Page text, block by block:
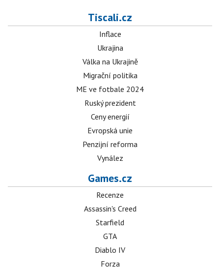
Tiscali.cz
Inflace
Ukrajina
Válka na Ukrajině
Migrační politika
ME ve fotbale 2024
Ruský prezident
Ceny energií
Evropská unie
Penzijní reforma
Vynález
Games.cz
Recenze
Assassin's Creed
Starfield
GTA
Diablo IV
Forza